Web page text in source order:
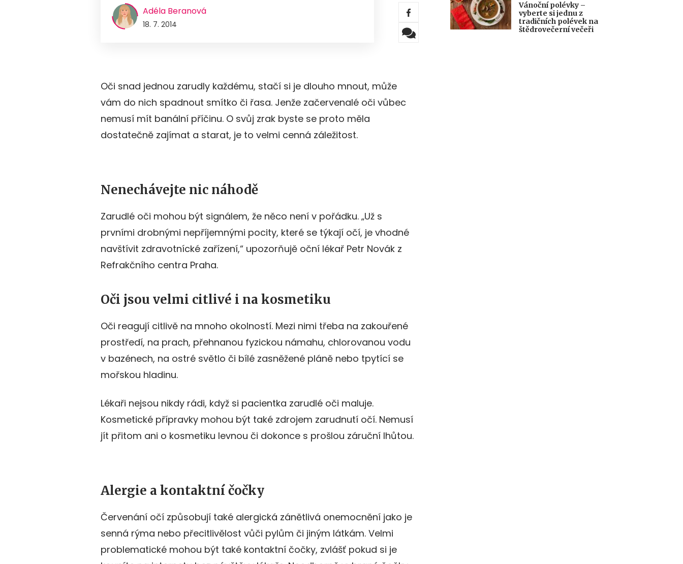
Adéla Beranová
18. 7. 2014
Oči snad jednou zarudly každému, stačí si je dlouho mnout, může
vám do nich spadnout smítko či řasa. Jenže začervenalé oči vůbec
nemusí mít banální příčinu. O svůj zrak byste se proto měla
dostatečně zajímat a starat, je to velmi cenná záležitost.
Nenechávejte nic náhodě
Zarudlé oči mohou být signálem, že něco není v pořádku. „Už s
prvními drobnými nepříjemnými pocity, které se týkají očí, je vhodné
navštívit zdravotnícké zařízení,“ upozorňujě oční lékař Petr Novák z
Refrakčního centra Praha.
Oči jsou velmi citlivé i na kosmetiku
Oči reagují citlivě na mnoho okolností. Mezi nimi třeba na zakouřené
prostředí, na prach, přehnanou fyzickou námahu, chlorovanou vodu
v bazénech, na ostré světlo či bílé zasněžené pláně nebo tpytící se
mořskou hladinu.
Lékaři nejsou nikdy rádi, když si pacientka zarudlé oči maluje.
Kosmetické přípravky mohou být také zdrojem zarudnutí očí. Nemusí
jít přitom ani o kosmetiku levnou či dokonce s prošlou záruční lhůtou.
Alergie a kontaktní čočky
Červenání očí způsobují také alergická zánětlivá onemocnění jako je
senná rýma nebo přecitlivělost vůči pylům či jiným látkám. Velmi
problematické mohou být také kontaktní čočky, zvlášť pokud si je
Vánoční polévky –
vyberte si jednu z
tradičních polévek na
štědrovečerní večeři